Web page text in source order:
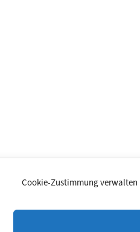
Cookie-Zustimmung verwalten
Social Media